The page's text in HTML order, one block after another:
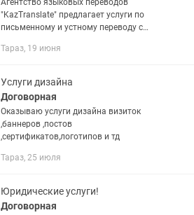
Агентство языковых переводов
"KazTranslate" предлагает услуги по
письменному и устному переводу с
заверение перевода; Письменные
Тараз, 19 июня
Услуги дизайна
Договорная
Оказываю услуги дизайна визиток
,баннеров ,постов
,сертификатов,логотипов и тд
Тараз, 25 июля
Юридические услуги!
Договорная